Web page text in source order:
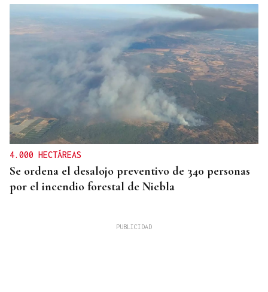
4.000 HECTÁREAS
Se ordena el desalojo preventivo de 340 personas
por el incendio forestal de Niebla